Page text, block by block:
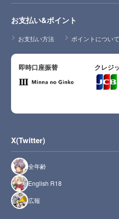
お支払い&ポイント
お支払い方法 ポイントについて
即時口座振替 クレジ
X(Twitter)
全年齢
English R18
広報